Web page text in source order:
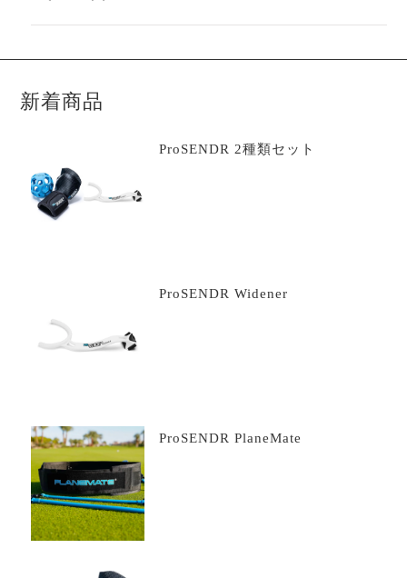
の
新着商品
ProSENDR 2種類セット
ProSENDR Widener
ProSENDR PlaneMate